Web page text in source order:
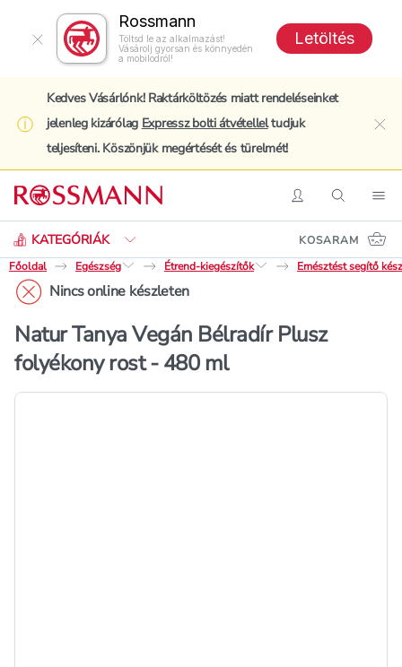
Rossmann
Töltsd le az alkalmazást!
Vásárolj gyorsan és könnyedén
a mobilodról!
Letöltés
Kedves Vásárlónk! Raktárköltözés miatt rendeléseinket
jelenleg kizárólag Expressz bolti átvételleltudjuk
teljesíteni. Köszönjük megértését és türelmét!
BelépésKeresés
KATEGÓRIÁK
Keresés
KOSARAM
Főoldal
Egészség Étrend-kiegészítők Emésztést segítő
Nincs online készleten
Natur Tanya Vegán Bélradír Plusz
folyékony rost - 480 ml